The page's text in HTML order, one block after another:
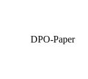
DPO-Paper